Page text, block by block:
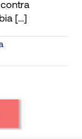
contra
[...]